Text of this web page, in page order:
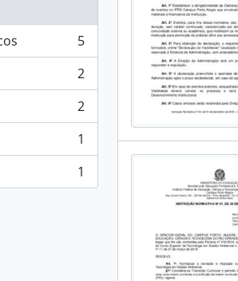
5
2
2
1
1